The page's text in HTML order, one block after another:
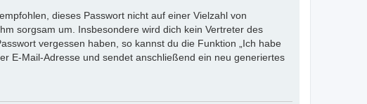
dieses Passwort nicht auf einer Vielzahl von
sorgsam um. Insbesondere wird dich kein Vertreter des
vergessen haben, so kannst du die Funktion „Ich habe
E-Mail-Adresse und sendet anschließend ein neu generiertes